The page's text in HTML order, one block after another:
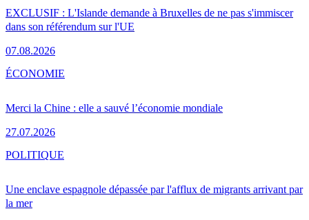
EXCLUSIF : L'Islande demande à Bruxelles de ne pas s'immiscer
dans son référendum sur l'UE
07.08.2026
Merci la Chine : elle a sauvé l’économie mondiale
27.07.2026
ÉCONOMIE
Une enclave espagnole dépassée par l'afflux de migrants arrivant par
la mer
POLITIQUE